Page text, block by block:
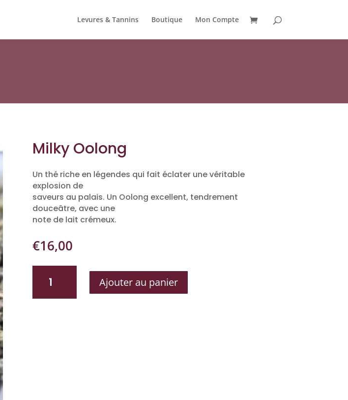
Levures & Tannins Boutique Mon Compte
Milky Oolong
Un thé riche en légendes qui fait éclater une véritable
explosion de
saveurs au palais. Un Oolong excellent, tendrement
douceâtre, avec une
note de lait crémeux.
€16,00
Ajouter au panier